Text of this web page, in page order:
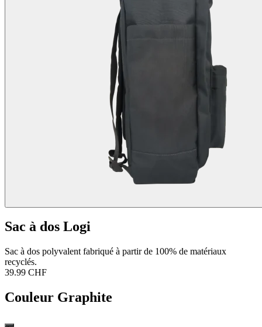
Sac à dos Logi
Sac à dos polyvalent fabriqué à partir de 100% de matériaux
recyclés.
39.99 CHF
Couleur Graphite